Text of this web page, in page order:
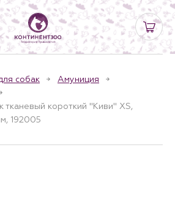
собак
Амуниция
тканевый короткий "Киви" XS,
192005